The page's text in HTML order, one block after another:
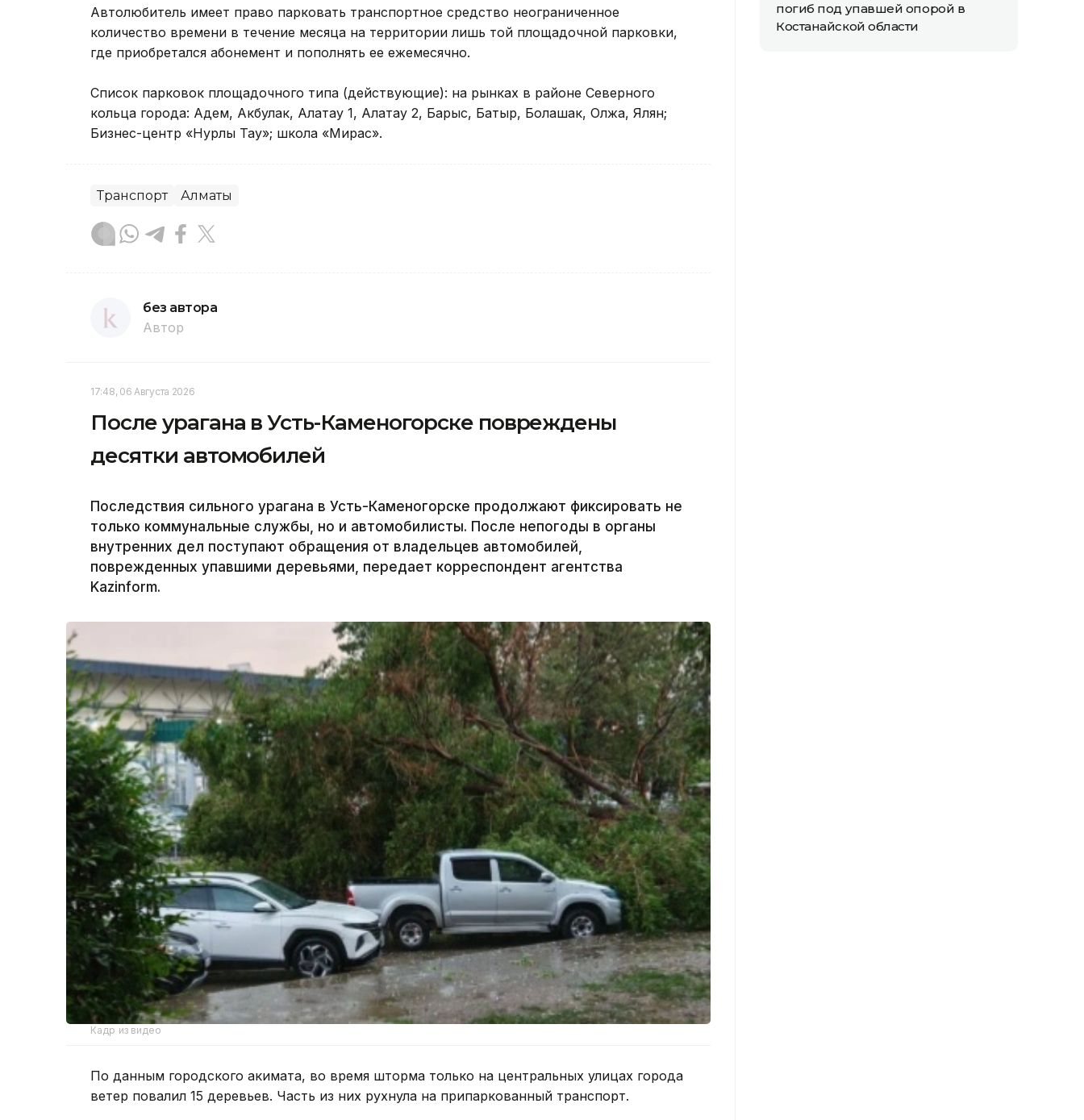
Автолюбитель имеет право парковать транспортное средство неограниченное
количество времени в течение месяца на территории лишь той площадочной парковки,
где приобретался абонемент и пополнять ее ежемесячно.
Список парковок площадочного типа (действующие): на рынках в районе Северного
кольца города: Адем, Акбулак, Алатау 1, Алатау 2, Барыс, Батыр, Болашак, Олжа, Ялян;
Бизнес-центр «Нурлы Тау»; школа «Мирас».
Транспорт Алматы
без автора
Автор
17:48, 06 Августа 2026
После урагана в Усть-Каменогорске повреждены
десятки автомобилей
Последствия сильного урагана в Усть-Каменогорске продолжают фиксировать не
только коммунальные службы, но и автомобилисты. После непогоды в органы
внутренних дел поступают обращения от владельцев автомобилей,
поврежденных упавшими деревьями, передает корреспондент агентства
Kazinform.
Кадр из видео
По данным городского акимата, во время шторма только на центральных улицах города
ветер повалил 15 деревьев. Часть из них рухнула на припаркованный транспорт.
погиб под упавшей опорой в
Костанайской области